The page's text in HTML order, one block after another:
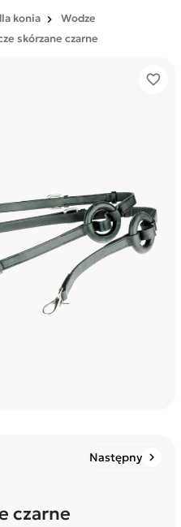
konia
Wodze
skórzane czarne
favorite_border
Następny chevron_right
czarne